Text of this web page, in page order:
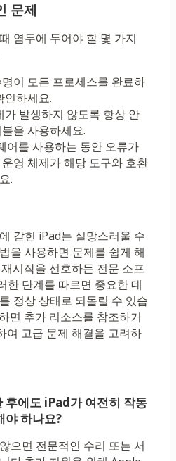
문제
염두에 두어야 할 몇 가지
이 모든 프로세스를 완료하
인하세요.
가 발생하지 않도록 항상 안
을 사용하세요.
어를 사용하는 동안 오류가
영 체제가 해당 도구와 호환
.
갇힌 iPad는 실망스러울 수
을 사용하면 문제를 쉽게 해
시작을 선호하든 전문 소프
한 단계를 따르면 중요한 데
정상 상태로 되돌릴 수 있습
면 추가 리소스를 참조하거
여 고급 문제 해결을 고려하
후에도 iPad가 여전히 작동
야 하나요?
으면 전문적인 수리 또는 서